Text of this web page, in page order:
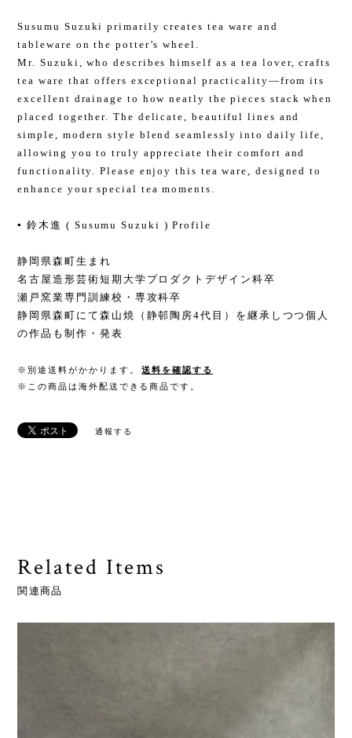
Susumu Suzuki primarily creates tea ware and
tableware on the potter’s wheel.
Mr. Suzuki, who describes himself as a tea lover, crafts
tea ware that offers exceptional practicality—from its
excellent drainage to how neatly the pieces stack when
placed together. The delicate, beautiful lines and
simple, modern style blend seamlessly into daily life,
allowing you to truly appreciate their comfort and
functionality. Please enjoy this tea ware, designed to
enhance your special tea moments.
▪️ 鈴木進 ( Susumu Suzuki ) Profile
静岡県森町生まれ
名古屋造形芸術短期大学プロダクトデザイン科卒
瀬戸窯業専門訓練校・専攻科卒
静岡県森町にて森山焼（静邨陶房4代目）を継承しつつ個人
の作品も制作・発表
※別途送料がかかります。
送料を確認する
※この商品は海外配送できる商品です。
通報する
Related Items
関連商品